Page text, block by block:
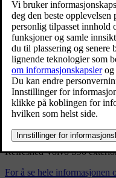
Refreshed
4/17/2025
Bokmerke
Del
Last ned
Refreshed Volvo S90
For å se hele informasjonen